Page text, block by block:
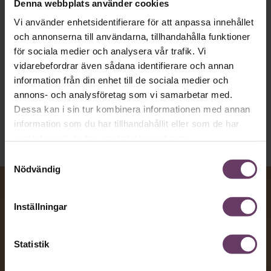
Denna webbplats använder cookies
Vi använder enhetsidentifierare för att anpassa innehållet
och annonserna till användarna, tillhandahålla funktioner
för sociala medier och analysera vår trafik. Vi
vidarebefordrar även sådana identifierare och annan
information från din enhet till de sociala medier och
annons- och analysföretag som vi samarbetar med.
Dessa kan i sin tur kombinera informationen med annan
information som du har tillhandahållit eller som de har
Nödvändig
Inställningar
Statistik
vägen för den som vill nå fram till
toppcheferna?
Kommunikation
Text:Fredrik Kullberg
Publicerad2026-08-07